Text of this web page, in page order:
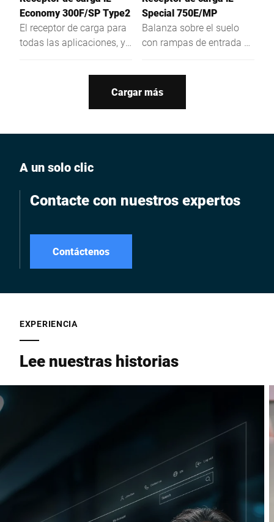
Economy 300F/SP Type2
El receptor de carga para
todas las aplicaciones, ya
Special 750E/MP
Balanza sobre el suelo
con rampas de entrada y
Cargar más
A un solo clic
Contacte con nuestros expertos
Contáctenos
EXPERIENCIA
Lee nuestras historias